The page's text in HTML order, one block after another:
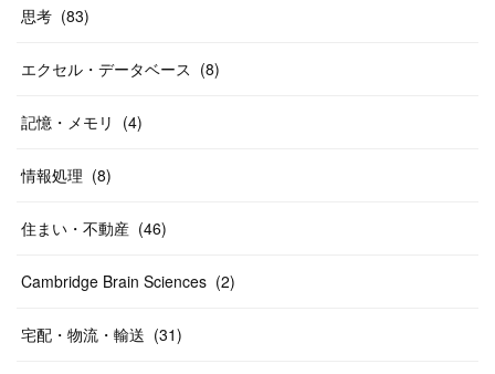
思考 (83)
エクセル・データベース (8)
記憶・メモリ (4)
情報処理 (8)
住まい・不動産 (46)
Cambridge Brain Sciences (2)
宅配・物流・輸送 (31)